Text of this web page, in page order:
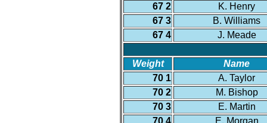
67 2
K. Henry
67 3
B. Williams
67 4
J. Meade
Weight
Name
70 1
A. Taylor
70 2
M. Bishop
70 3
E. Martin
70 4
E. Morgan